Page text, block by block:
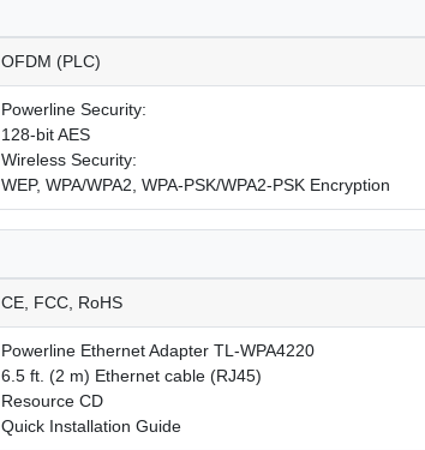
OFDM (PLC)
Powerline Security:
128-bit AES
Wireless Security:
WEP, WPA/WPA2, WPA-PSK/WPA2-PSK Encryption
CE, FCC, RoHS
Powerline Ethernet Adapter TL-WPA4220
6.5 ft. (2 m) Ethernet cable (RJ45)
Resource CD
Quick Installation Guide